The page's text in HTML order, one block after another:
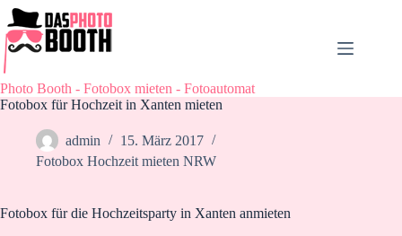
Zum
Inhalt
springen
Photo Booth - Fotobox mieten - Fotoautomat
Fotobox für Hochzeit in Xanten mieten
admin
15. März 2017
Fotobox Hochzeit mieten NRW
Fotobox für die Hochzeitsparty in Xanten anmieten